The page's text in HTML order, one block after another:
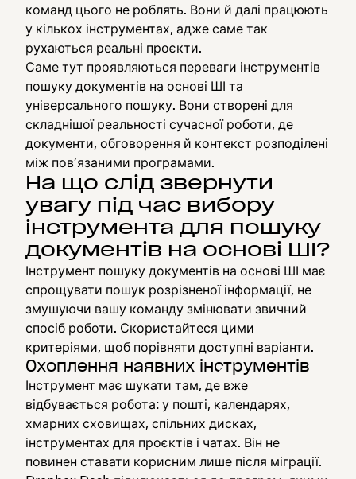
команд цього не роблять. Вони й далі працюють
у кількох інструментах, адже саме так
рухаються реальні проєкти.
Саме тут проявляються переваги інструментів
пошуку документів на основі ШІ та
універсального пошуку. Вони створені для
складнішої реальності сучасної роботи, де
документи, обговорення й контекст розподілені
між пов’язаними програмами.
На що слід звернути
увагу під час вибору
інструмента для пошуку
документів на основі ШІ?
Інструмент пошуку документів на основі ШІ має
спрощувати пошук розрізненої інформації, не
змушуючи вашу команду змінювати звичний
спосіб роботи. Скористайтеся цими
критеріями, щоб порівняти доступні варіанти.
Охоплення наявних інструментів
Інструмент має шукати там, де вже
відбувається робота: у пошті, календарях,
хмарних сховищах, спільних дисках,
інструментах для проєктів і чатах. Він не
повинен ставати корисним лише після міграції.